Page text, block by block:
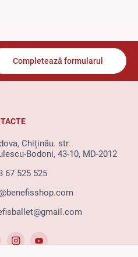
Completează formularul
Chiținău. str.
Bodoni, 43-10, MD-2012
67 525 525